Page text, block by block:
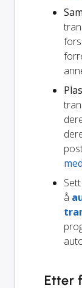
å
Etter